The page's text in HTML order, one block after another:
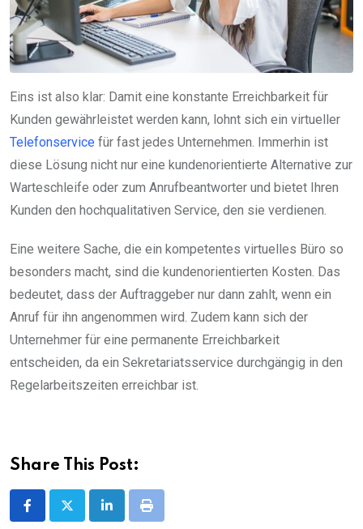
Eins ist also klar: Damit eine konstante Erreichbarkeit für
Kunden gewährleistet werden kann, lohnt sich ein virtueller
Telefonservice für fast jedes Unternehmen. Immerhin ist
diese Lösung nicht nur eine kundenorientierte Alternative zur
Warteschleife oder zum Anrufbeantworter und bietet Ihren
Kunden den hochqualitativen Service, den sie verdienen.
Eine weitere Sache, die ein kompetentes virtuelles Büro so
besonders macht, sind die kundenorientierten Kosten. Das
bedeutet, dass der Auftraggeber nur dann zahlt, wenn ein
Anruf für ihn angenommen wird. Zudem kann sich der
Unternehmer für eine permanente Erreichbarkeit
entscheiden, da ein Sekretariatsservice durchgängig in den
Regelarbeitszeiten erreichbar ist.
Share This Post:
LinkedInPrint